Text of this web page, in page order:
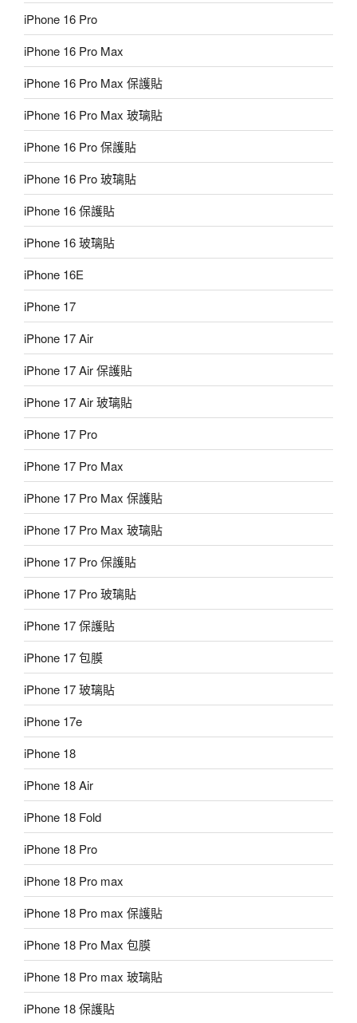
iPhone 16 Pro
iPhone 16 Pro Max
iPhone 16 Pro Max 保護貼
iPhone 16 Pro Max 玻璃貼
iPhone 16 Pro 保護貼
iPhone 16 Pro 玻璃貼
iPhone 16 保護貼
iPhone 16 玻璃貼
iPhone 16E
iPhone 17
iPhone 17 Air
iPhone 17 Air 保護貼
iPhone 17 Air 玻璃貼
iPhone 17 Pro
iPhone 17 Pro Max
iPhone 17 Pro Max 保護貼
iPhone 17 Pro Max 玻璃貼
iPhone 17 Pro 保護貼
iPhone 17 Pro 玻璃貼
iPhone 17 保護貼
iPhone 17 包膜
iPhone 17 玻璃貼
iPhone 17e
iPhone 18
iPhone 18 Air
iPhone 18 Fold
iPhone 18 Pro
iPhone 18 Pro max
iPhone 18 Pro max 保護貼
iPhone 18 Pro Max 包膜
iPhone 18 Pro max 玻璃貼
iPhone 18 保護貼